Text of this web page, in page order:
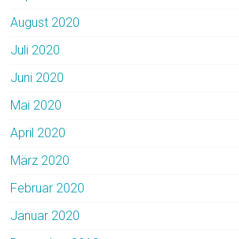
August 2020
Juli 2020
Juni 2020
Mai 2020
April 2020
März 2020
Februar 2020
Januar 2020